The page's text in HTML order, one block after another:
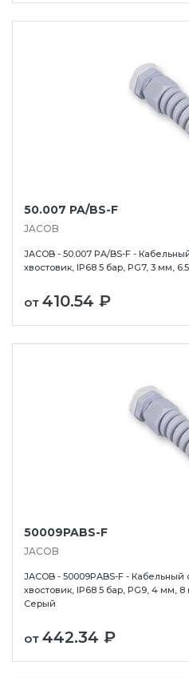
50.007 PA/BS-F
JACOB
JACOB - 50.007 PA/BS-F -
хвостовик, IP68 5 бар, PG7, 3 мм,
от 410.54 ₽
50009PABS-F
JACOB
JACOB - 50009PABS-F -
хвостовик, IP68 5 бар, PG9, 4 мм,
Серый
от 442.34 ₽